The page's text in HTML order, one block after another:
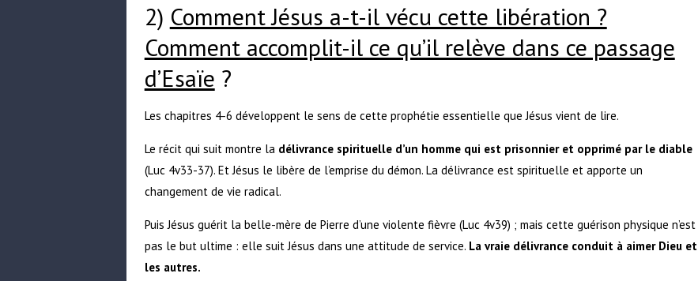
2) Comment Jésus a-t-il vécu cette libération ?
Comment accomplit-il ce qu’il relève dans ce passage
d’Esaïe ?
Les chapitres 4-6 développent le sens de cette prophétie essentielle que Jésus vient de lire.
Le récit qui suit montre la délivrance spirituelle d’un homme qui est prisonnier et opprimé par le diable
(Luc 4v33-37). Et Jésus le libère de l’emprise du démon. La délivrance est spirituelle et apporte un
changement de vie radical.
Puis Jésus guérit la belle-mère de Pierre d’une violente fièvre (Luc 4v39) ; mais cette guérison physique n’est
pas le but ultime : elle suit Jésus dans une attitude de service. La vraie délivrance conduit à aimer Dieu et
les autres.